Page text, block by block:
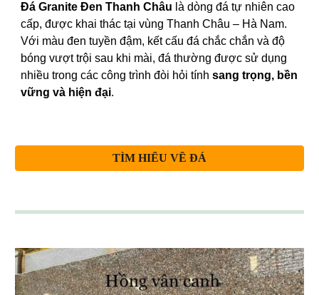
Đá Granite Đen Thanh Châu là dòng đá tự nhiên cao
cấp, được khai thác tại vùng Thanh Châu – Hà Nam.
Với màu đen tuyền đậm, kết cấu đá chắc chắn và độ
bóng vượt trội sau khi mài, đá thường được sử dụng
nhiều trong các công trình đòi hỏi tínhsang trọng, bền
vững và hiện đại.
TÌM HIỂU VỀ ĐÁ